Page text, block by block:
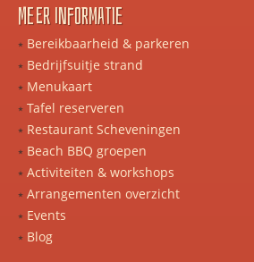
Meer informatie
Bereikbaarheid & parkeren
Bedrijfsuitje strand
Menukaart
Tafel reserveren
Restaurant Scheveningen
Beach BBQ groepen
Activiteiten & workshops
Arrangementen overzicht
Events
Blog